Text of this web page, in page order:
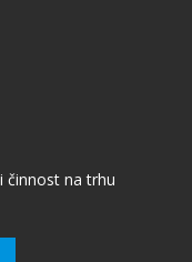
činnost na trhu